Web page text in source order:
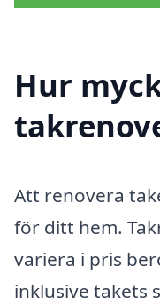
Hur
Att renovera
för ditt hem.
variera i pris
inklusive takets